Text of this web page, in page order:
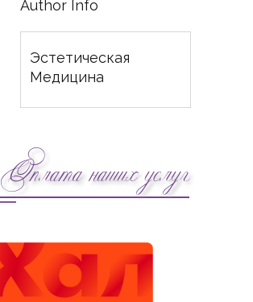
Author Info
Эстетическая
Медицина
Оплата наших услуг